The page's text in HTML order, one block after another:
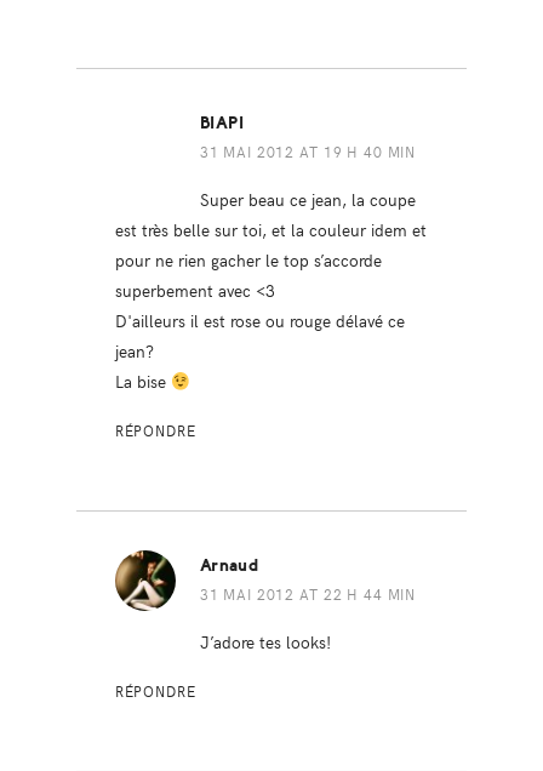
BIAPI
31 MAI 2012 AT 19 H 40 MIN
Super beau ce jean, la coupe
est très belle sur toi, et la couleur idem et
pour ne rien gacher le top s’accorde
superbement avec <3
D'ailleurs il est rose ou rouge délavé ce
jean?
La bise
RÉPONDRE
Arnaud
31 MAI 2012 AT 22 H 44 MIN
J’adore tes looks!
RÉPONDRE